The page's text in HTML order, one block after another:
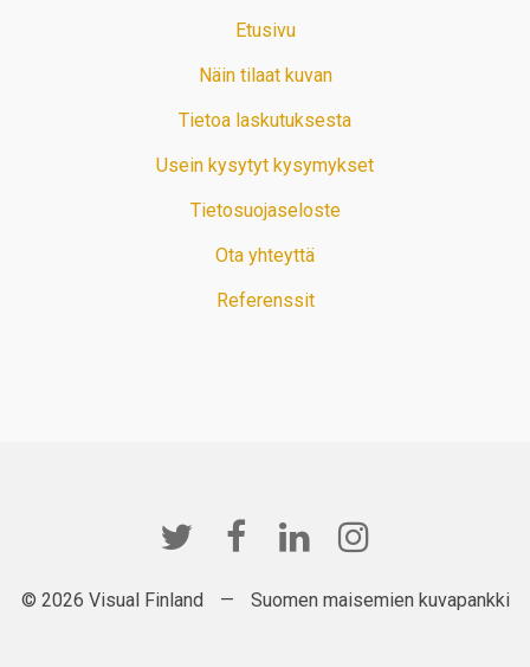
Etusivu
Näin tilaat kuvan
Tietoa laskutuksesta
Usein kysytyt kysymykset
Tietosuojaseloste
Ota yhteyttä
Referenssit
© 2026 Visual Finland — Suomen maisemien kuvapankki